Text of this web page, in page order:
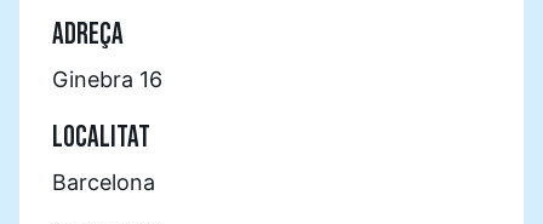
ADREÇA
Ginebra 16
LOCALITAT
Barcelona